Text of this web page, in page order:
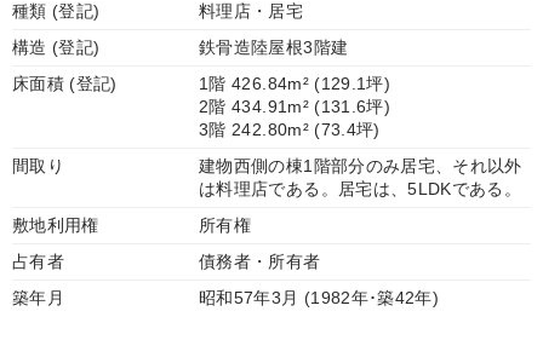
種類 (登記)
料理店・居宅
構造 (登記)
鉄骨造陸屋根3階建
床面積 (登記)
1階 426.84m² (129.1坪)
2階 434.91m² (131.6坪)
3階 242.80m² (73.4坪)
間取り
建物西側の棟1階部分のみ居宅、それ以外
は料理店である。居宅は、5LDKである。
敷地利用権
所有権
占有者
債務者・所有者
築年月
昭和57年3月 (1982年･築42年)